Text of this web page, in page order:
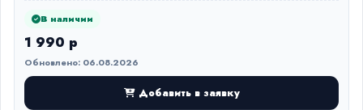
В наличии
1 990 р
Обновлено: 06.08.2026
Добавить в заявку